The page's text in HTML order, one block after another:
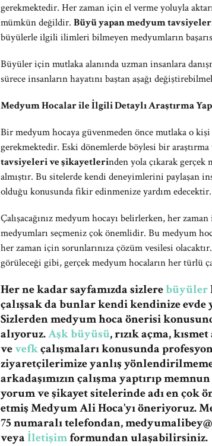
gerekmektedir. Her zaman için el verme yoluyla
mümkün değildir. Büyü yapan medyum
büyülerle ilgili ilimleri bilmeyen medyumların
Büyüler için mutlaka alanında uzman insanlara
sürece insanların hayatını baştan aşağı
Medyum Hocalar ile İlgili Detaylı Araştırma
Bir medyum hocaya güvenmeden önce mutlaka o kişi
gerekmektedir. Eski dönemlerde böylesi bir araştırma
tavsiyeleri ve şikayetlerinden yola çıkarak
almıştır. Bu sitelerde kendi deneyimlerini paylaşan
olduğu konusunda fikir edinmenize yardım edecektir.
Çalışacağınız medyum hocayı belirlerken, her
medyumları seçmeniz çok önemlidir. Bu medyum
her zaman için sorunlarınıza çözüm vesilesi olacaktır.
görüleceği gibi, gerçek medyum hocaların her türlü
Her ne kadar sayfamızda sizlerebüyüler
çalışsak da bunlar kendi kendinize
Sizlerden medyum hoca önerisi
alıyoruz.Aşk büyüsü, rızık açma,
vevefkçalışmaları konusunda
ziyaretçilerimize yanlış
arkadaşımızın çalışma yaptırıp
yorum ve şikayet sitelerinde adı en çok
etmiş Medyum Ali Hoca’yı öneriyoruz.
75 numaralı telefondan,
veyaİletişimformundan ulaşabilirsiniz.